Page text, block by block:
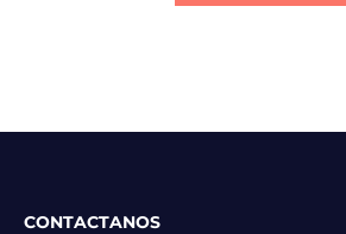
CONTACTANOS